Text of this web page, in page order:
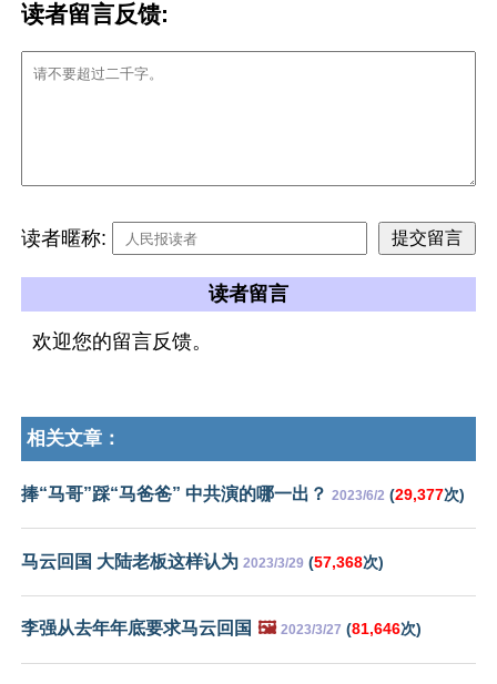
读者留言反馈:
读者暱称:
读者留言
欢迎您的留言反馈。
相关文章：
捧“马哥”踩“马爸爸” 中共演的哪一出？ 2023/6/2 (29,377次)
马云回国 大陆老板这样认为 2023/3/29 (57,368次)
李强从去年年底要求马云回国 🖼️ 2023/3/27 (81,646次)